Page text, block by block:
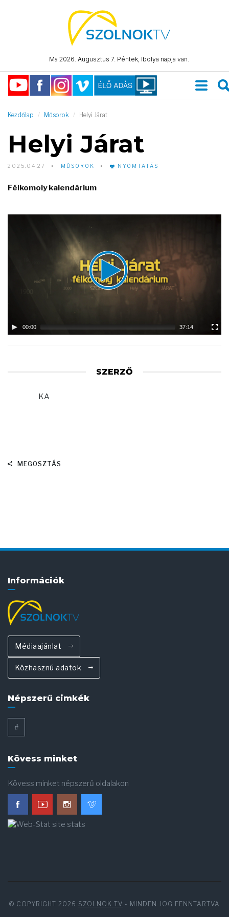
Ma 2026. Augusztus 7. Péntek, Ibolya napja van.
Kezdőlap Műsorok Helyi Járat
Helyi Járat
2025.04.27 MŰSOROK NYOMTATÁS
Félkomoly kalendárium
00:00 37:14
SZERZŐ
KA
MEGOSZTÁS
Információk
Médiaajánlat
Közhasznú adatok
Népszerű cimkék
#
Kövess minket
Kövess minket népszerű oldalakon
© COPYRIGHT 2026 SZOLNOK TV - MINDEN JOG FENNTARTVA